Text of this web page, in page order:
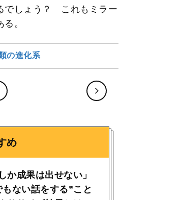
でしょう？ これもミラー
。
の進化系
め
か成果は出せない」
ない話をする”こと